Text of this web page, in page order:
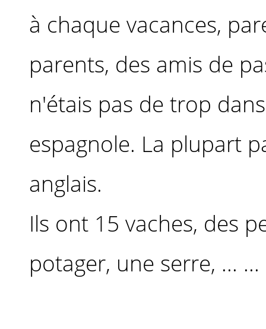
à chaque vacances,
parents, des amis de
n'étais pas de trop
espagnole. La plupart
anglais.
Ils ont 15 vaches, des
potager, une serre, ... ...